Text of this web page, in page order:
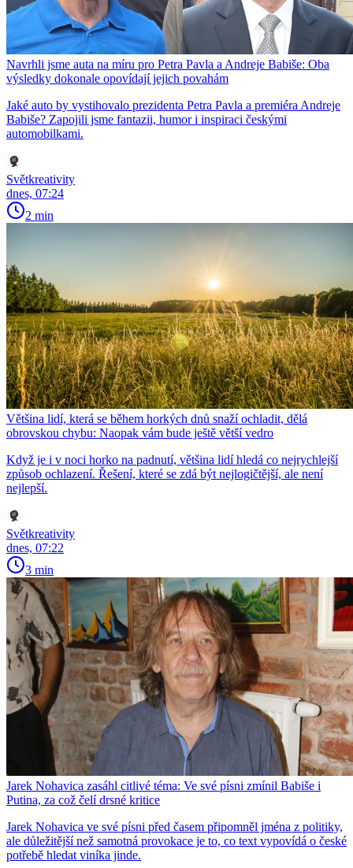
Navrhli jsme auta na míru pro Petra Pavla a Andreje Babiše: Oba
výsledky dokonale opovídají jejich povahám
Jaké auto by vystihovalo prezidenta Petra Pavla a premiéra Andreje
Babiše? Zapojili jsme fantazii, humor i inspiraci českými
automobilkami.
Světkreativity
dnes, 07:24
2 min
Většina lidí, která se během horkých dnů snaží ochladit, dělá
obrovskou chybu: Naopak vám bude ještě větší vedro
Když je i v noci horko na padnutí, většina lidí hledá co nejrychlejší
způsob ochlazení. Řešení, které se zdá být nejlogičtější, ale není
nejlepší.
Světkreativity
dnes, 07:22
3 min
Jarek Nohavica zasáhl citlivé téma: Ve své písni zmínil Babiše i
Putina, za což čelí drsné kritice
Jarek Nohavica ve své písni před časem připomněl jména z politiky,
ale důležitější než samotná provokace je to, co text vypovídá o české
potřebě hledat viníka jinde.